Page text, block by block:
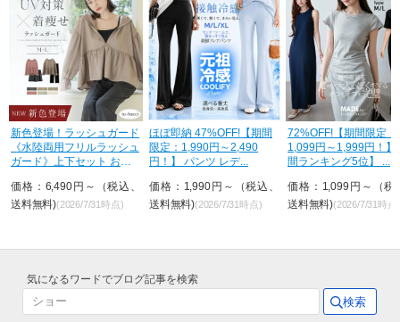
新色登場！ラッシュガード
《水陸両用フリルラッシュ
ガード》上下セット おし
価格：6,490円～（税込、
送料無料)(2026/7/31時点)
ほぼ即納 47%OFF!【期間
限定：1,990円～2,490
円！】 パンツ レデ...
価格：1,990円～（税込、
送料無料)(2026/7/31時点)
72%OFF!【期間限定：
1,099円～1,999円！】
間ランキング5位】 ...
価格：1,099円～（税
送料無料)(2026/7/31時点)
気になるワードでブログ記事を検索